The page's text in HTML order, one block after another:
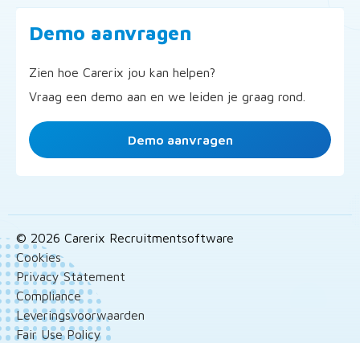
Demo aanvragen
Zien hoe Carerix jou kan helpen?
Vraag een demo aan en we leiden je graag rond.
Demo aanvragen
© 2026 Carerix Recruitmentsoftware
Cookies
Privacy Statement
Compliance
Leveringsvoorwaarden
Fair Use Policy